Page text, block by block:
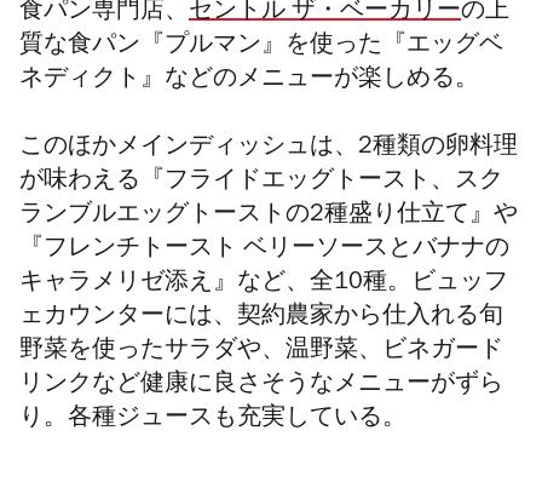
食パン専門店、 セントル ザ・ベーカリーの上
質な食パン『プルマン』を使った 『エッグベ
ネディクト』などのメニューが楽しめる。
このほかメインディッシュは、2種類の卵料理
が味わえる『フライドエッグトースト、スク
ランブルエッグトーストの2種盛り仕立て』や
『フレンチトースト ベリーソースとバナナの
キャラメリゼ添え』など、全10種。ビュッフ
ェカウンターには、契約農家から仕入れる旬
野菜を使ったサラダや、温野菜、ビネガード
リンクなど健康に良さそうなメニューがずら
り。各種ジュースも充実している。